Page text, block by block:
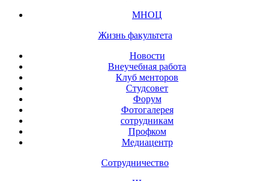
МНОЦ
Жизнь факультета
Новости
Внеучебная работа
Клуб менторов
Студсовет
Форум
Фотогалерея
сотрудникам
Профком
Медиацентр
Сотрудничество